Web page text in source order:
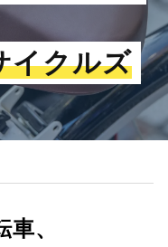
イクルズ
、